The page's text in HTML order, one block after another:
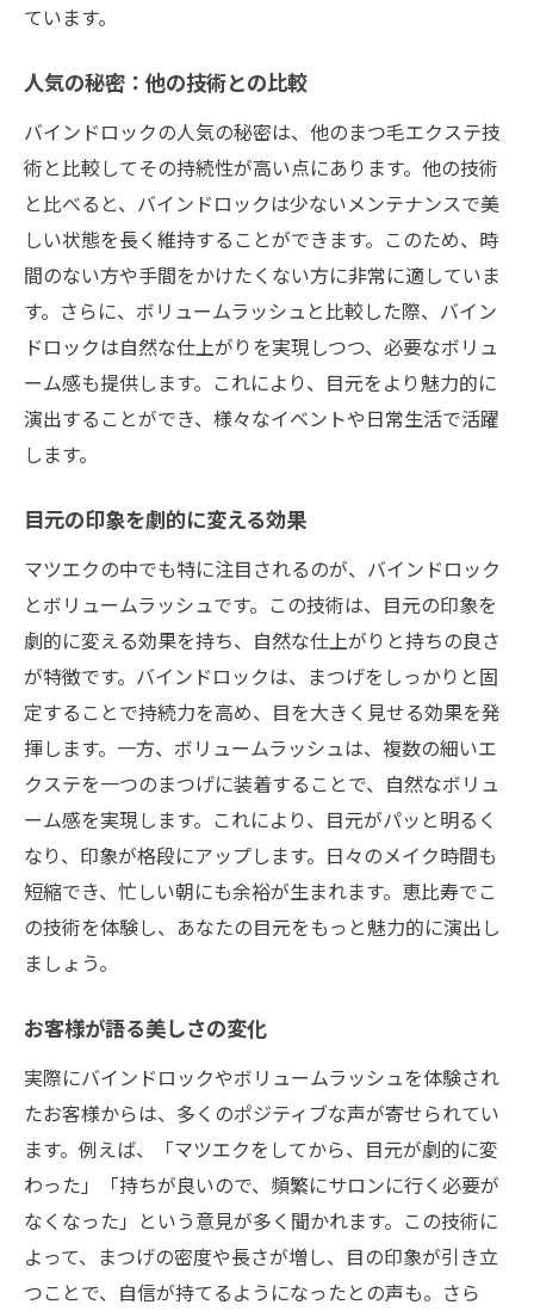
ています。
人気の秘密：他の技術との比較
バインドロックの人気の秘密は、他のまつ毛エクステ技
術と比較してその持続性が高い点にあります。他の技術
と比べると、バインドロックは少ないメンテナンスで美
しい状態を長く維持することができます。このため、時
間のない方や手間をかけたくない方に非常に適していま
す。さらに、ボリュームラッシュと比較した際、バイン
ドロックは自然な仕上がりを実現しつつ、必要なボリュ
ーム感も提供します。これにより、目元をより魅力的に
演出することができ、様々なイベントや日常生活で活躍
します。
目元の印象を劇的に変える効果
マツエクの中でも特に注目されるのが、バインドロック
とボリュームラッシュです。この技術は、目元の印象を
劇的に変える効果を持ち、自然な仕上がりと持ちの良さ
が特徴です。バインドロックは、まつげをしっかりと固
定することで持続力を高め、目を大きく見せる効果を発
揮します。一方、ボリュームラッシュは、複数の細いエ
クステを一つのまつげに装着することで、自然なボリュ
ーム感を実現します。これにより、目元がパッと明るく
なり、印象が格段にアップします。日々のメイク時間も
短縮でき、忙しい朝にも余裕が生まれます。恵比寿でこ
の技術を体験し、あなたの目元をもっと魅力的に演出し
ましょう。
お客様が語る美しさの変化
実際にバインドロックやボリュームラッシュを体験され
たお客様からは、多くのポジティブな声が寄せられてい
ます。例えば、「マツエクをしてから、目元が劇的に変
わった」「持ちが良いので、頻繁にサロンに行く必要が
なくなった」という意見が多く聞かれます。この技術に
よって、まつげの密度や長さが増し、目の印象が引き立
つことで、自信が持てるようになったとの声も。さら